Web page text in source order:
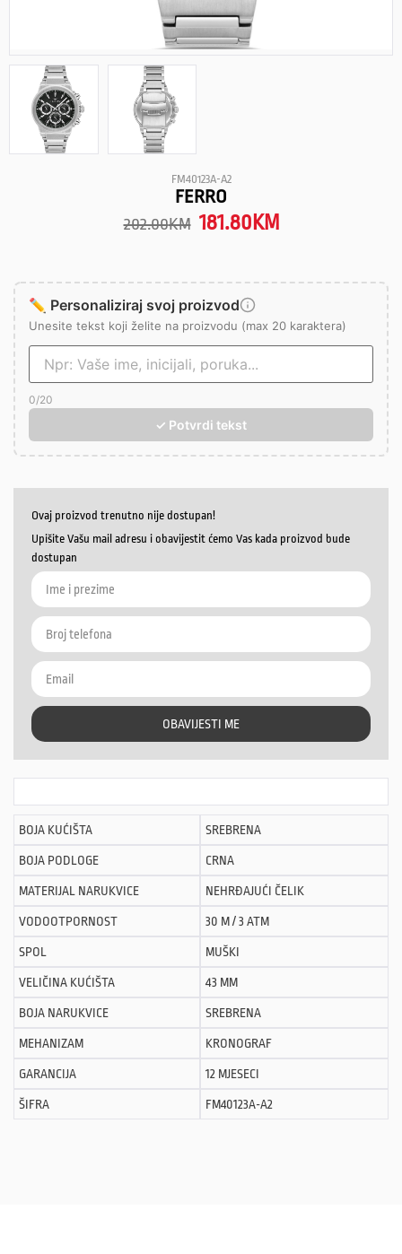
FM40123A-A2
FERRO
202.00KM 181.80 KM
✏️ Personaliziraj svoj proizvod
Unesite tekst koji želite na proizvodu (max 20 karaktera)
0/20
✓ Potvrdi tekst
Ovaj proizvod trenutno nije dostupan!
Upišite Vašu mail adresu i obavijestit ćemo Vas kada proizvod bude
dostupan
OBAVIJESTI ME
BOJA KUĆIŠTA SREBRENA
BOJA PODLOGE CRNA
MATERIJAL NARUKVICE NEHRĐAJUĆI ČELIK
VODOOTPORNOST 30 M / 3 ATM
SPOL MUŠKI
VELIČINA KUĆIŠTA 43 MM
BOJA NARUKVICE SREBRENA
MEHANIZAM KRONOGRAF
GARANCIJA 12 MJESECI
ŠIFRA FM40123A-A2